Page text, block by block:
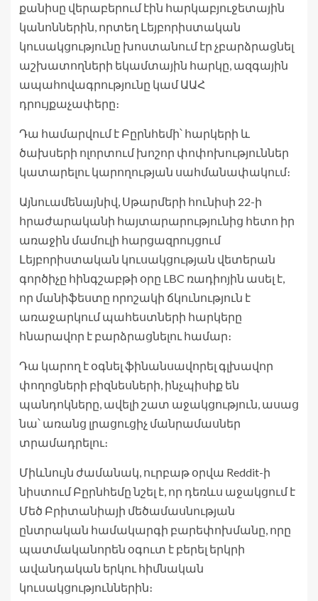
քանիսը վերաբերում էին հարկաբյուջետային
կանոններին, որտեղ Լեյբորիստական ​​
կուսակցությունը խոստանում էր չբարձրացնել
աշխատողների եկամտային հարկը, ազգային
ապահովագրությունը կամ ԱԱՀ
դրույքաչափերը։
Դա համարվում է Բըրնհեմի՝ հարկերի և
ծախսերի ոլորտում խոշոր փոփոխություններ
կատարելու կարողության սահմանափակում։
Այնուամենայնիվ, Սթարմերի հունիսի 22-ի
հրաժարականի հայտարարությունից հետո իր
առաջին մամուլի հարցազրույցում
Լեյբորիստական ​​կուսակցության վետերան
գործիչը հինգշաբթի օրը LBC ռադիոյին ասել է,
որ մանիֆեստը որոշակի ճկունություն է
առաջարկում պահեստների հարկերը
հնարավոր է բարձրացնելու համար։
Դա կարող է օգնել ֆինանսավորել գլխավոր
փողոցների բիզնեսների, ինչպիսիք են
պանդոկները, ավելի շատ աջակցություն, ասաց
նա՝ առանց լրացուցիչ մանրամասներ
տրամադրելու։
Միևնույն ժամանակ, ուրբաթ օրվա Reddit-ի
նիստում Բըրնհեմը նշել է, որ դեռևս աջակցում է
Մեծ Բրիտանիայի մեծամասնության
ընտրական համակարգի բարեփոխմանը, որը
պատմականորեն օգուտ է բերել երկրի
ավանդական երկու հիմնական
կուսակցություններին։